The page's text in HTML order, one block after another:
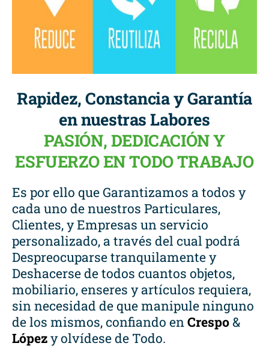
Rapidez, Constancia y Garantía
en nuestras Labores
PASIÓN, DEDICACIÓN Y
ESFUERZO EN TODO TRABAJO
Es por ello que Garantizamos a todos y
cada uno de nuestros Particulares,
Clientes, y Empresas un servicio
personalizado, a través del cual podrá
Despreocuparse tranquilamente y
Deshacerse de todos cuantos objetos,
mobiliario, enseres y artículos requiera,
sin necesidad de que manipule ninguno
de los mismos, confiando enCrespo&
Lópezy olvídese de Todo.